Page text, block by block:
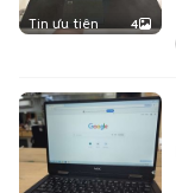
Tin ưu tiên 4